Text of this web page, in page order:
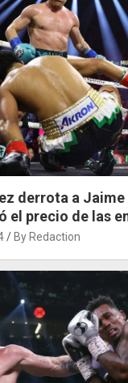
derrota a
el precio de las
By Redaction